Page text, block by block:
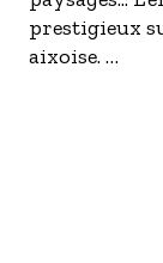
prestigieux
aixoise.
Côtes et de